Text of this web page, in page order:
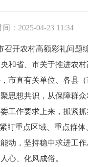
间：2025-04-23 11:34
开农村高额彩礼问题
和省、市关于推进农
市直有关单位、各县
想共识，从保障群众
工作要求上来，抓紧
盯重点区域、重点群
动，坚持稳中求进工
心、化风成俗。